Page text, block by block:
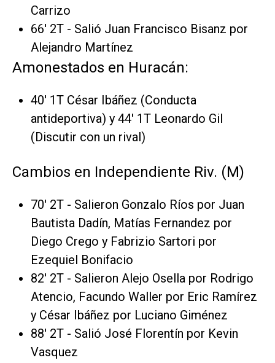
Carrizo
66' 2T - Salió Juan Francisco Bisanz por
Alejandro Martínez
Amonestados en Huracán:
40' 1T César Ibáñez (Conducta
antideportiva) y 44' 1T Leonardo Gil
(Discutir con un rival)
Cambios en Independiente Riv. (M)
70' 2T - Salieron Gonzalo Ríos por Juan
Bautista Dadín, Matías Fernandez por
Diego Crego y Fabrizio Sartori por
Ezequiel Bonifacio
82' 2T - Salieron Alejo Osella por Rodrigo
Atencio, Facundo Waller por Eric Ramírez
y César Ibáñez por Luciano Giménez
88' 2T - Salió José Florentín por Kevin
Vasquez